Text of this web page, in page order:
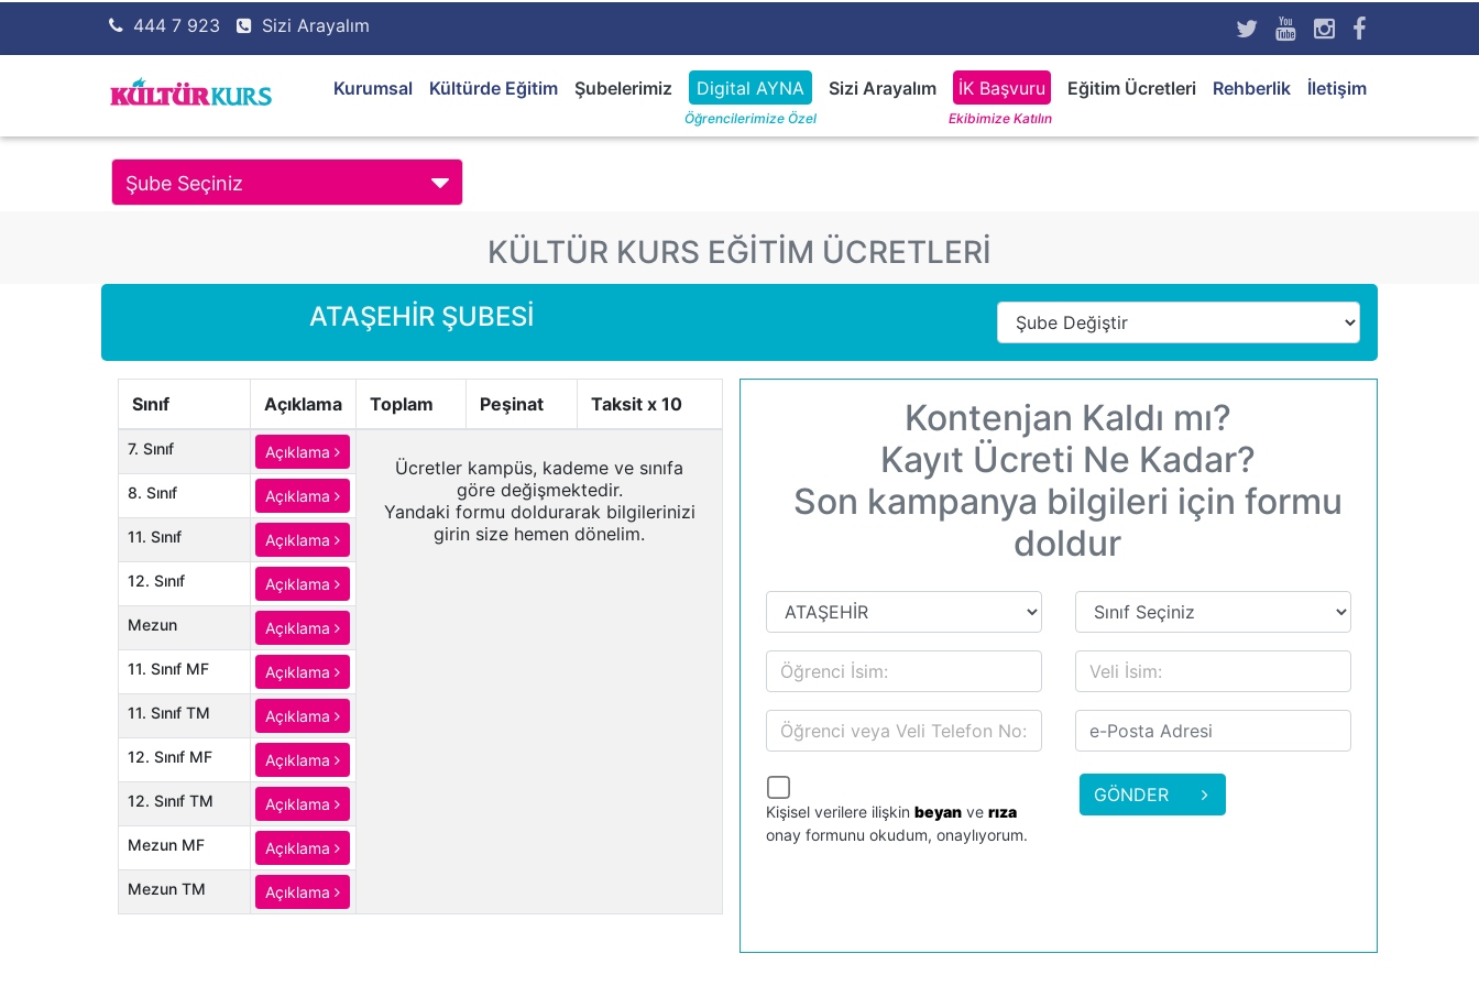
444 7 923 Sizi Arayalım
Kurumsal Kültürde Eğitim Şubelerimiz Digital AYNA
Öğrencilerimize Özel
Sizi Arayalım İK Başvuru
Ekibimize Katılın
Eğitim Ücretleri Rehberlik İletişim
Şube Seçiniz
KÜLTÜR KURS EĞİTİM ÜCRETLERİ
ATAŞEHİR ŞUBESİ
Sınıf Açıklama Toplam Peşinat Taksit x 10
7. Sınıf Açıklama
Ücretler kampüs, kademe ve sınıfa
göre değişmektedir.
Yandaki formu doldurarak bilgilerinizi
girin size hemen dönelim.
8. Sınıf Açıklama
11. Sınıf Açıklama
12. Sınıf Açıklama
Mezun Açıklama
11. Sınıf MF Açıklama
11. Sınıf TM Açıklama
12. Sınıf MF Açıklama
12. Sınıf TM Açıklama
Mezun MF Açıklama
Mezun TM Açıklama
Kontenjan Kaldı mı?
Kayıt Ücreti Ne Kadar?
Son kampanya bilgileri için formu
doldur
Kişisel verilere ilişkin beyan ve rıza
onay formunu okudum, onaylıyorum.
GÖNDER